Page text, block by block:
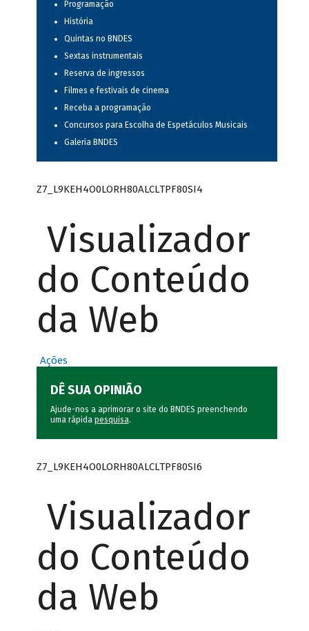
Programação
História
Quintas no BNDES
Sextas instrumentais
Reserva de ingressos
Filmes e festivais de cinema
Receba a programação
Concursos para Escolha de Espetáculos Musicais
Galeria BNDES
Z7_L9KEH4O0LORH80ALCLTPF80SI4
Visualizador
do Conteúdo
da Web
Ações
DÊ SUA OPINIÃO
Ajude-nos a aprimorar o site do BNDES preenchendo
uma rápida pesquisa.
Z7_L9KEH4O0LORH80ALCLTPF80SI6
Visualizador
do Conteúdo
da Web